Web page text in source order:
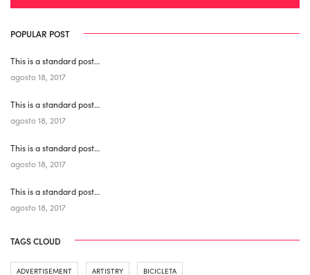
POPULAR POST
This is a standard post…
agosto 18, 2017
This is a standard post…
agosto 18, 2017
This is a standard post…
agosto 18, 2017
This is a standard post…
agosto 18, 2017
TAGS CLOUD
ADVERTISEMENT ARTISTRY BICICLETA